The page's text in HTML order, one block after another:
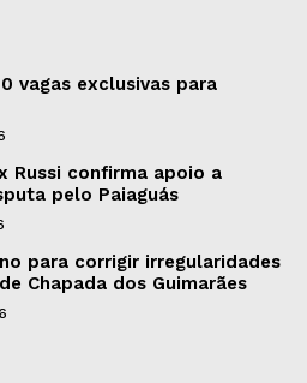
vagas exclusivas para
Russi confirma apoio a
pelo Paiaguás
para corrigir irregularidades
Chapada dos Guimarães